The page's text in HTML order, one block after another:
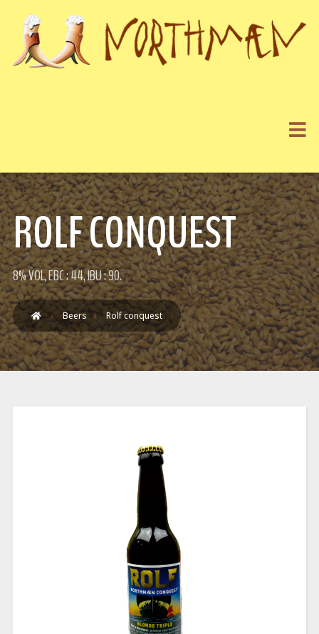
ROLF CONQUEST
8% VOL, EBC : 44, IBU : 90.
Beers Rolf conquest